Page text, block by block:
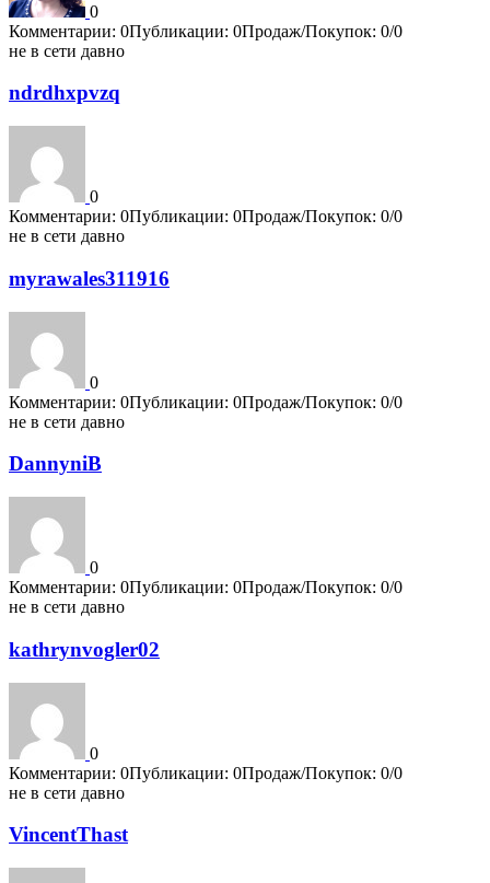
0
Комментарии: 0Публикации: 0Продаж/Покупок: 0/0
не в сети давно
ndrdhxpvzq
0
Комментарии: 0Публикации: 0Продаж/Покупок: 0/0
не в сети давно
myrawales311916
0
Комментарии: 0Публикации: 0Продаж/Покупок: 0/0
не в сети давно
DannyniB
0
Комментарии: 0Публикации: 0Продаж/Покупок: 0/0
не в сети давно
kathrynvogler02
0
Комментарии: 0Публикации: 0Продаж/Покупок: 0/0
не в сети давно
VincentThast